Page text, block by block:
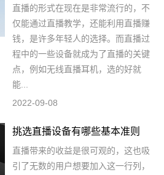
直播的形式在现在是非常流行的，不
仅能通过直播教学，还能利用直播赚
钱，是许多年轻人的选择。而直播过
程中的一些设备就成为了直播的关键
点，例如无线直播耳机，选的好就
能...
2022-09-08
挑选直播设备有哪些基本准则
直播带来的收益是很可观的，这也吸
引了无数的用户想要加入这一行列，